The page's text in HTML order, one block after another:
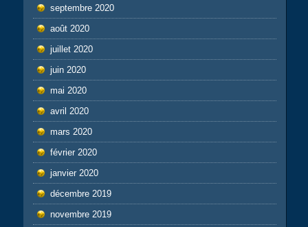
septembre 2020
août 2020
juillet 2020
juin 2020
mai 2020
avril 2020
mars 2020
février 2020
janvier 2020
décembre 2019
novembre 2019